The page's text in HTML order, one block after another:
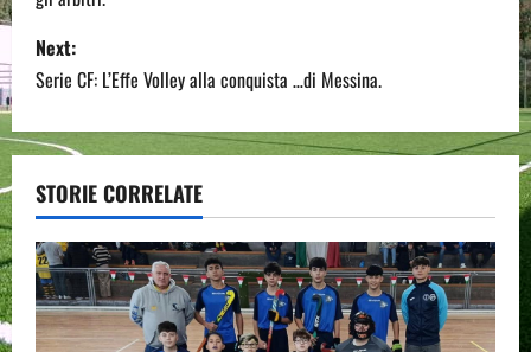
s
t
n
a
v
i
g
Next:
Serie CF: L’Effe Volley alla conquista …di Messina.
STORIE CORRELATE